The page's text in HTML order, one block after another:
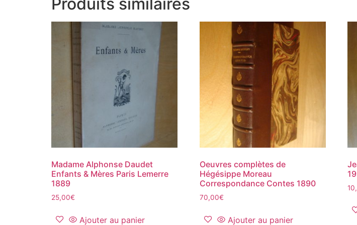
Madame Alphonse Daudet
Enfants & Mères Paris Lemerre
1889
25,00€
Ajouter au panier
Oeuvres complètes de
Hégésippe Moreau
Correspondance Contes 1890
70,00€
Ajouter au panier